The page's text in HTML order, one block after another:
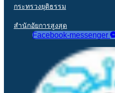
กระทรวงยุติธรรม
สำนักอัยการสูงสุด
Facebook-messenger